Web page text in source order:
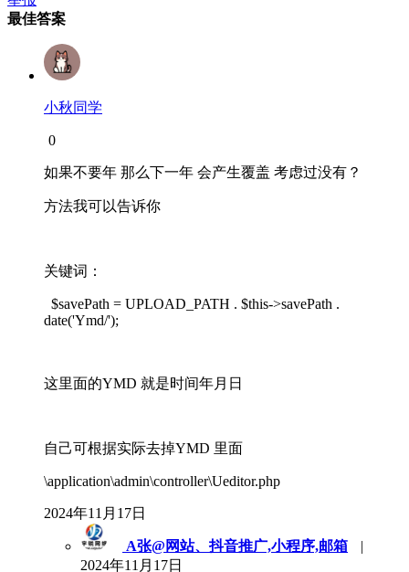
最佳答案
小秋同学
0
如果不要年 那么下一年 会产生覆盖 考虑过没有？
方法我可以告诉你
关键词：
$savePath = UPLOAD_PATH . $this->savePath .
date('Ymd/');
这里面的YMD 就是时间年月日
自己可根据实际去掉YMD 里面
\application\admin\controller\Ueditor.php
2024年11月17日
A张@网站、抖音推广,小程序,邮箱
|
2024年11月17日